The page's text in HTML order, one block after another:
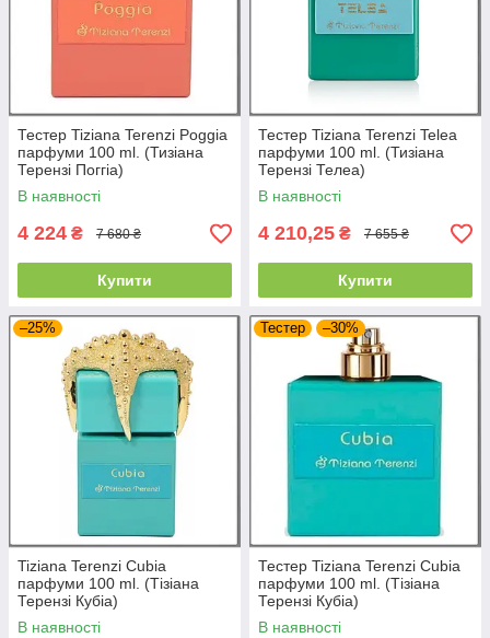
Тестер Tiziana Terenzi Poggia
парфуми 100 ml. (Тизіана
Терензі Поггіа)
В наявності
4 224 ₴ 7 680 ₴
Купити
Тестер Tiziana Terenzi Telea
парфуми 100 ml. (Тизіана
Терензі Телеа)
В наявності
4 210,25 ₴ 7 655 ₴
Купити
–25%
Tiziana Terenzi Cubia
парфуми 100 ml. (Тізіана
Терензі Кубіа)
В наявності
Тестер –30%
Тестер Tiziana Terenzi Cubia
парфуми 100 ml. (Тізіана
Терензі Кубіа)
В наявності